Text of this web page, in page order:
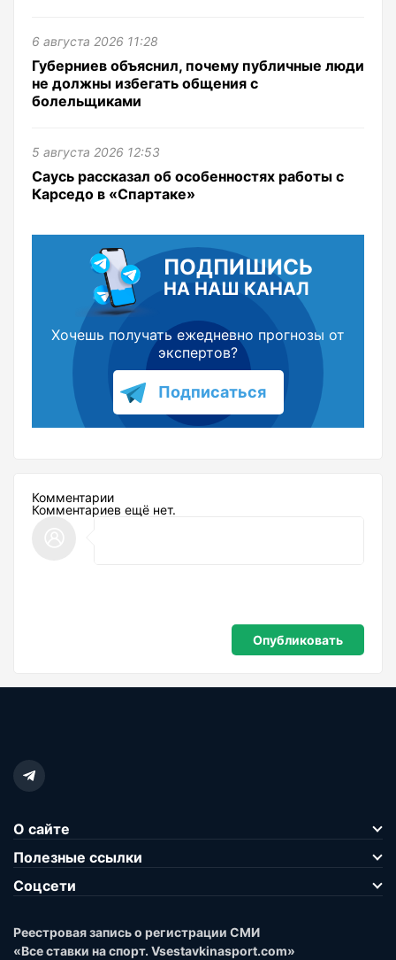
6 августа 2026 11:28
Губерниев объяснил, почему публичные люди
не должны избегать общения с
болельщиками
5 августа 2026 12:53
Саусь рассказал об особенностях работы с
Карседо в «Спартаке»
ПОДПИШИСЬ
НА НАШ КАНАЛ
Хочешь получать ежедневно прогнозы от
экспертов?
Подписаться
Комментарии
Комментариев ещё нет.
О сайте
Полезные ссылки
Соцсети
Реестровая запись о регистрации СМИ
«Все ставки на спорт. Vsestavkinasport.com»